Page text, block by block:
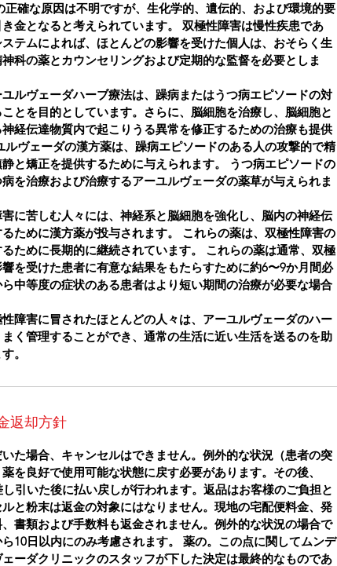
正確な原因は不明ですが、生化学的、遺伝的、および環境的要
金となると考えられています。
双極性障害は慢性疾患であ
テムによれば、ほとんどの影響を受けた個人は、おそらく生
科の薬とカウンセリングおよび定期的な監督を必要としま
ルヴェーダハーブ療法は、躁病またはうつ病エピソードの対
とを目的としています。さらに、脳細胞を治療し、脳細胞と
経伝達物質内で起こりうる異常を修正するための治療も提供
ルヴェーダの漢方薬は、躁病エピソードのある人の攻撃的で精
と矯正を提供するために与えられます。
うつ病エピソードの
を治療および治療するアーユルヴェーダの薬草が与えられま
に苦しむ人々には、神経系と脳細胞を強化し、脳内の神経伝
ために漢方薬が投与されます。
これらの薬は、双極性障害の
ために長期的に継続されています。
これらの薬は通常、双極
を受けた患者に有意な結果をもたらすために約6〜9か月間必
中等度の症状のある患者はより短い期間の治療が必要な場合
障害に冒されたほとんどの人々は、アーユルヴェーダのハー
く管理することができ、通常の生活に近い生活を送るのを助
。
返却方針
た場合、キャンセルはできません。例外的な状況（患者の突
を良好で使用可能な状態に戻す必要があります。その後、
引いた後に払い戻しが行われます。返品はお客様のご負担と
と粉末は返金の対象にはなりません。現地の宅配便料金、発
書類および手数料も返金されません。例外的な状況の場合で
10日以内にのみ考慮されます。 薬の。この点に関してムンデ
ーダクリニックのスタッフが下した決定は最終的なものであ